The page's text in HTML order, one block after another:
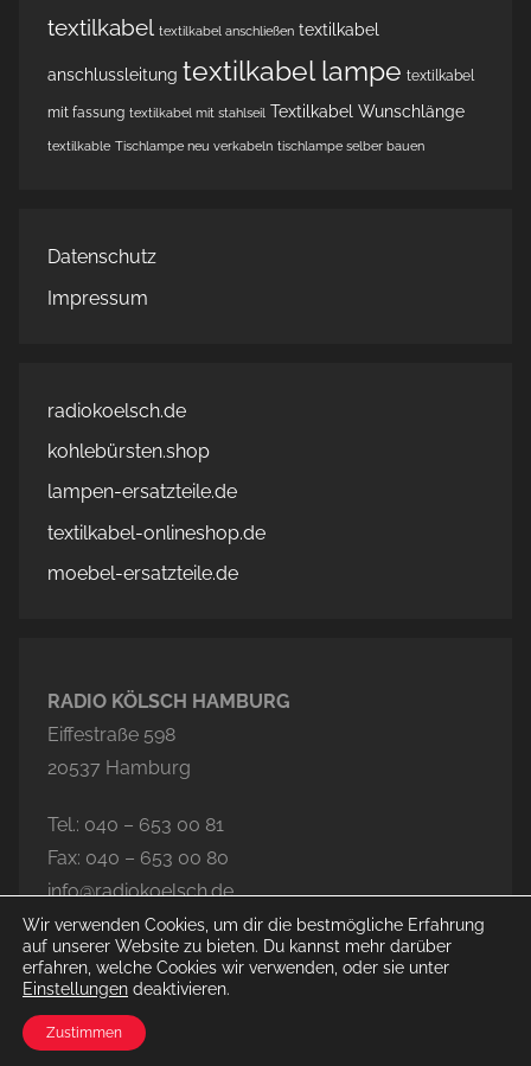
textilkabel textilkabel anschließen textilkabel
anschlussleitung textilkabel lampe textilkabel
mit fassung textilkabel mit stahlseil Textilkabel Wunschlänge
textilkable Tischlampe neu verkabeln tischlampe selber bauen
Datenschutz
Impressum
radiokoelsch.de
kohlebürsten.shop
lampen-ersatzteile.de
textilkabel-onlineshop.de
moebel-ersatzteile.de
RADIO KÖLSCH HAMBURG
Eiffestraße 598
20537 Hamburg
Tel.: 040 – 653 00 81
Fax: 040 – 653 00 80
info@radiokoelsch.de
© 2026 Radio Kölsch Hamburg
Wir verwenden Cookies, um dir die bestmögliche Erfahrung
auf unserer Website zu bieten. Du kannst mehr darüber
erfahren, welche Cookies wir verwenden, oder sie unter
Einstellungen deaktivieren.
Zustimmen